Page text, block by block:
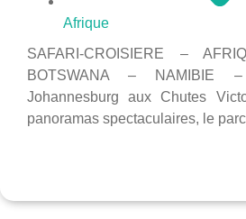
Afrique
SAFARI-CROISIERE –
BOTSWANA – NAMIBIE
Johannesburg aux Chutes
panoramas spectaculaires, le